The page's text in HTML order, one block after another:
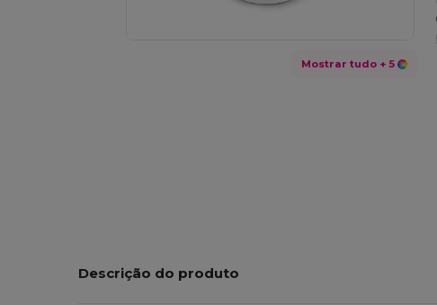
Mostrar tudo + 5
Descrição do produto